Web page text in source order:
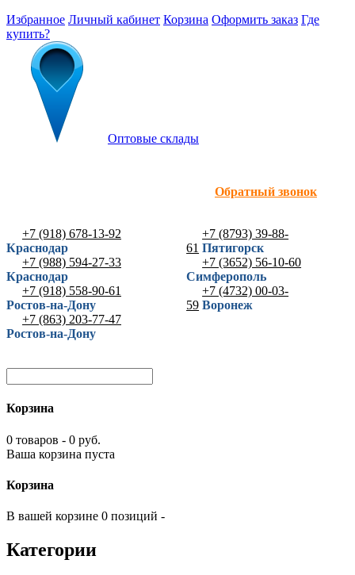
Избранное Личный кабинет Корзина Оформить заказ Где
купить?
Оптовые склады
Обратный звонок
+7 (918) 678-13-92
Краснодар
+7 (988) 594-27-33
Краснодар
+7 (918) 558-90-61
Ростов-на-Дону
+7 (863) 203-77-47
Ростов-на-Дону
+7 (8793) 39-88-
61 Пятигорск
+7 (3652) 56-10-60
Симферополь
+7 (4732) 00-03-
59 Воронеж
Корзина
0 товаров - 0 руб.
Ваша корзина пуста
Корзина
В вашей корзине 0 позиций -
Категории